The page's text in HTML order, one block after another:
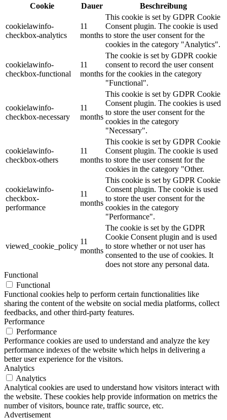
Cookie
Dauer Beschreibung
cookielawinfo-
checkbox-analytics
11
months
This cookie is set by GDPR Cookie
Consent plugin. The cookie is used
to store the user consent for the
cookies in the category "Analytics".
cookielawinfo-
checkbox-functional
11
months
The cookie is set by GDPR cookie
consent to record the user consent
for the cookies in the category
"Functional".
cookielawinfo-
checkbox-necessary
11
months
This cookie is set by GDPR Cookie
Consent plugin. The cookies is used
to store the user consent for the
cookies in the category
"Necessary".
cookielawinfo-
checkbox-others
11
months
This cookie is set by GDPR Cookie
Consent plugin. The cookie is used
to store the user consent for the
cookies in the category "Other.
cookielawinfo-
checkbox-
performance
11
months
This cookie is set by GDPR Cookie
Consent plugin. The cookie is used
to store the user consent for the
cookies in the category
"Performance".
viewed_cookie_policy
11
months
The cookie is set by the GDPR
Cookie Consent plugin and is used
to store whether or not user has
consented to the use of cookies. It
does not store any personal data.
Functional
Functional
Functional cookies help to perform certain functionalities like
sharing the content of the website on social media platforms, collect
feedbacks, and other third-party features.
Performance
Performance
Performance cookies are used to understand and analyze the key
performance indexes of the website which helps in delivering a
better user experience for the visitors.
Analytics
Analytics
Analytical cookies are used to understand how visitors interact with
the website. These cookies help provide information on metrics the
number of visitors, bounce rate, traffic source, etc.
Advertisement